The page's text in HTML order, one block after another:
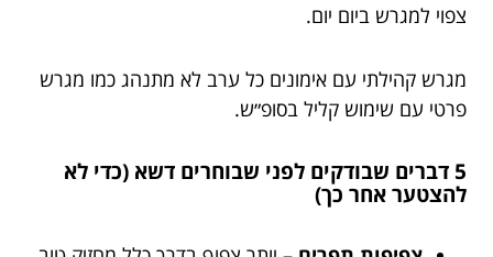
צפוי למגרש ביום יום.
מגרש קהילתי עם אימונים כל ערב לא מתנהג כמו מגרש
פרטי עם שימוש קליל בסופ״ש.
5 דברים שבודקים לפני שבוחרים דשא (כדי לא
להצטער אחר כך)